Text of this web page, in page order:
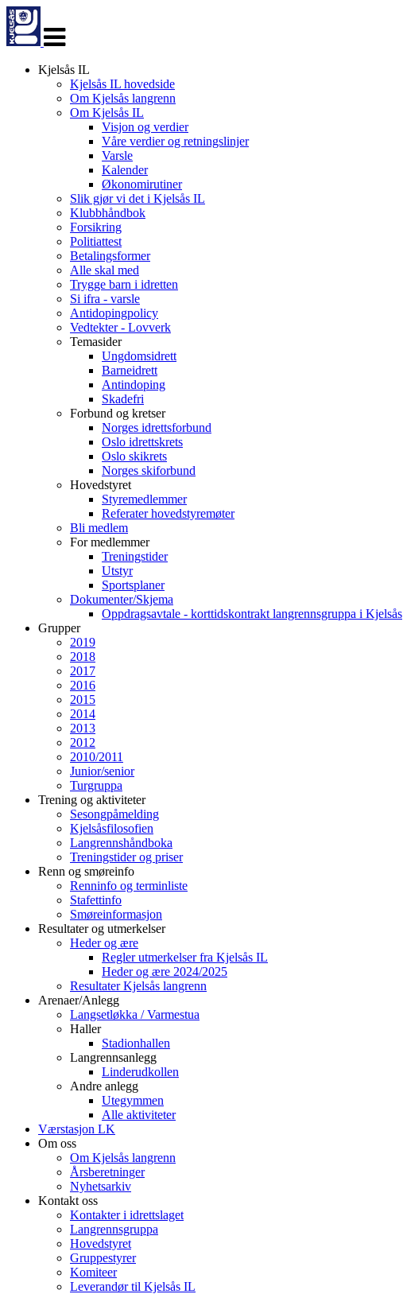
navigasjon
Kjelsås IL
Kjelsås IL hovedside
Om Kjelsås langrenn
Om Kjelsås IL
Visjon og verdier
Våre verdier og retningslinjer
Varsle
Kalender
Økonomirutiner
Slik gjør vi det i Kjelsås IL
Klubbhåndbok
Forsikring
Politiattest
Betalingsformer
Alle skal med
Trygge barn i idretten
Si ifra - varsle
Antidopingpolicy
Vedtekter - Lovverk
Temasider
Ungdomsidrett
Barneidrett
Antindoping
Skadefri
Forbund og kretser
Norges idrettsforbund
Oslo idrettskrets
Oslo skikrets
Norges skiforbund
Hovedstyret
Styremedlemmer
Referater hovedstyremøter
Bli medlem
For medlemmer
Treningstider
Utstyr
Sportsplaner
Dokumenter/Skjema
Oppdragsavtale - korttidskontrakt langrennsgruppa i Kjelsås
Grupper
2019
2018
2017
2016
2015
2014
2013
2012
2010/2011
Junior/senior
Turgruppa
Trening og aktiviteter
Sesongpåmelding
Kjelsåsfilosofien
Langrennshåndboka
Treningstider og priser
Renn og smøreinfo
Renninfo og terminliste
Stafettinfo
Smøreinformasjon
Resultater og utmerkelser
Heder og ære
Regler utmerkelser fra Kjelsås IL
Heder og ære 2024/2025
Resultater Kjelsås langrenn
Arenaer/Anlegg
Langsetløkka / Varmestua
Haller
Stadionhallen
Langrennsanlegg
Linderudkollen
Andre anlegg
Utegymmen
Alle aktiviteter
Værstasjon LK
Om oss
Om Kjelsås langrenn
Årsberetninger
Nyhetsarkiv
Kontakt oss
Kontakter i idrettslaget
Langrennsgruppa
Hovedstyret
Gruppestyrer
Komiteer
Leverandør til Kjelsås IL